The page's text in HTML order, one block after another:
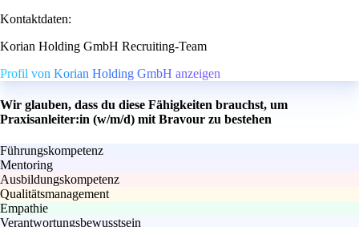
Kontaktdaten:
Korian Holding GmbH Recruiting-Team
Profil von Korian Holding GmbH anzeigen
Wir glauben, dass du diese Fähigkeiten brauchst, um
Praxisanleiter:in (w/m/d) mit Bravour zu bestehen
Führungskompetenz
Mentoring
Ausbildungskompetenz
Qualitätsmanagement
Empathie
Verantwortungsbewusstsein